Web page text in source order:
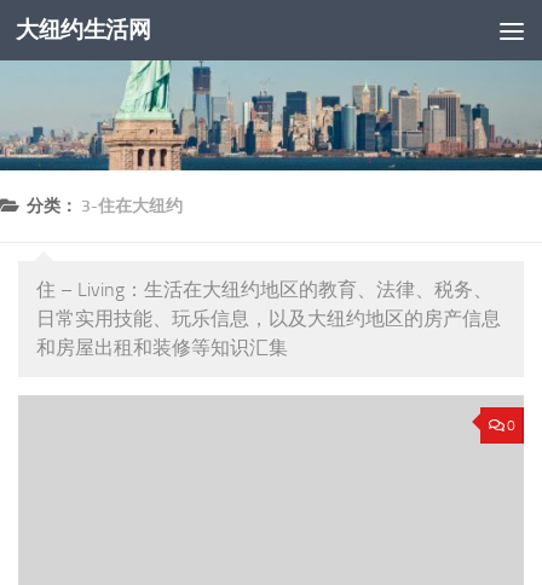
跳至内容
大纽约生活网
分类： 3-住在大纽约
住 – Living：生活在大纽约地区的教育、法律、税务、
日常实用技能、玩乐信息，以及大纽约地区的房产信息
和房屋出租和装修等知识汇集
0